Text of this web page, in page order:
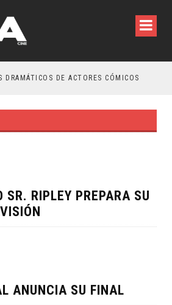
DE ACTORES CÓMICOS
SR. RIPLEY PREPARA SU
ANUNCIA SU FINAL